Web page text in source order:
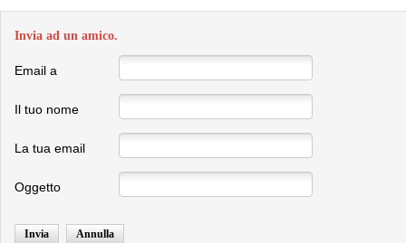
Invia ad un amico.
Email a
Il tuo nome
La tua email
Oggetto
Invia Annulla